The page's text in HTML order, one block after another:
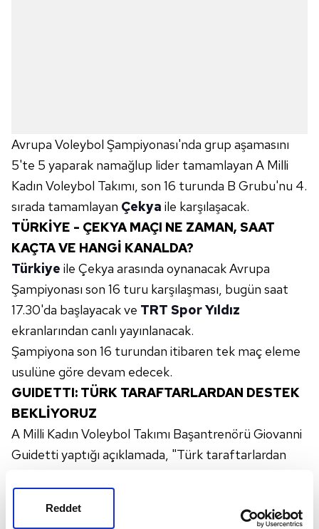
Reddet
Avrupa Voleybol Şampiyonası'nda grup aşamasını
5'te 5 yaparak namağlup lider tamamlayan A Milli
Kadın Voleybol Takımı, son 16 turunda B Grubu'nu 4.
sırada tamamlayan Çekya ile karşılaşacak.
TÜRKİYE - ÇEKYA MAÇI NE ZAMAN, SAAT
KAÇTA VE HANGİ KANALDA?
Türkiye ile Çekya arasında oynanacak Avrupa
Şampiyonası son 16 turu karşılaşması, bugün saat
17.30'da başlayacak ve TRT Spor Yıldız
ekranlarından canlı yayınlanacak.
Şampiyona son 16 turundan itibaren tek maç eleme
usulüne göre devam edecek.
GUIDETTI: TÜRK TARAFTARLARDAN DESTEK
BEKLİYORUZ
A Milli Kadın Voleybol Takımı Başantrenörü Giovanni
Guidetti yaptığı açıklamada, "Türk taraftarlardan
Takımın moralinin iyi olduğunu anlatan Guidetti,
şunları kaydetti: